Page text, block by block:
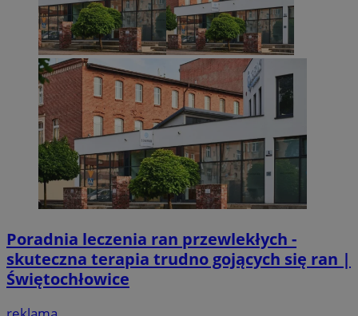
Poradnia leczenia ran przewlekłych -
skuteczna terapia trudno gojących się ran |
Świętochłowice